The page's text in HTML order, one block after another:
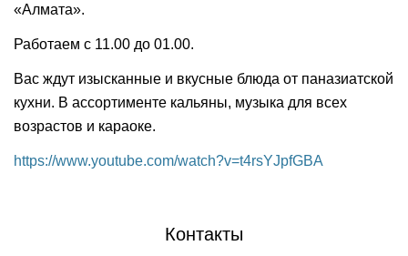
«Алмата».
Работаем с 11.00 до 01.00.
Вас ждут изысканные и вкусные блюда от паназиатской
кухни. В ассортименте кальяны, музыка для всех
возрастов и караоке.
https://www.youtube.com/watch?v=t4rsYJpfGBA
Контакты